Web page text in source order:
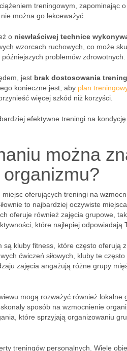
treningowym, zapominając
można go lekceważyć.
o niewłaściwej technice
wzorcach ruchowych, co może
problemów zdrowotnych.
jest brak dostosowania
konieczne jest, aby plan
więcej szkód niż korzyści.
efektywne treningi na
można
oferujących treningi na
to najbardziej oczywiste
oferuje również zajęcia grupowe,
które najlepiej odpowiadają
są kluby fitness, które często oferują
ćwiczeń siłowych, kluby te
zajęcia angażują różne grupy
mogą rozważyć również
sposób na wzmocnienie
które sprzyjają organizowaniu
treningów personalnych. Wiele